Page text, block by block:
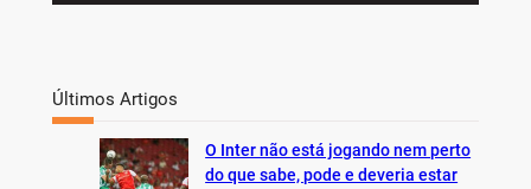
Últimos Artigos
O Inter não está jogando nem perto
do que sabe, pode e deveria estar